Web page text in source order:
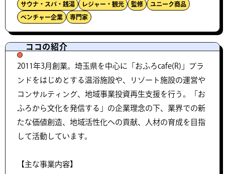
サウナ・スパ・銭湯 レジャー・観光 監修 ユニーク商品
ベンチャー企業 専門家
ココの紹介
2011年3月創業。埼玉県を中心に「おふろcafe(R)」ブラ
ンドをはじめとする温浴施設や、リゾート施設の運営や
コンサルティング、地域事業投資再生支援を行う。「お
ふろから文化を発信する」の企業理念の下、業界での新
たな価値創造、地域活性化への貢献、人材の育成を目指
して活動しています。
【主な事業内容】